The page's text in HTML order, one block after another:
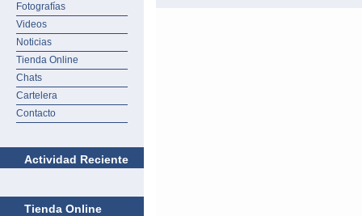
Fotografías
Videos
Noticias
Tienda Online
Chats
Cartelera
Contacto
Actividad Reciente
Tienda Online